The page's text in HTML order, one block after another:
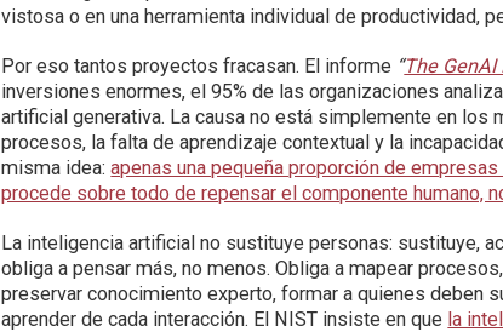
vistosa o en una herramienta individual de productividad,
Por eso tantos proyectos fracasan. El informe “The GenAI
inversiones enormes, el 95% de las organizaciones
artificial generativa. La causa no está simplemente en los
procesos, la falta de aprendizaje contextual y la
misma idea:apenas una pequeña proporción de
procede sobre todo de repensar el componente humano,
La inteligencia artificial no sustituye personas: sustituye,
obliga a pensar más, no menos. Obliga a mapear
preservar conocimiento experto, formar a quienes deben
aprender de cada interacción. El NIST insiste en que la